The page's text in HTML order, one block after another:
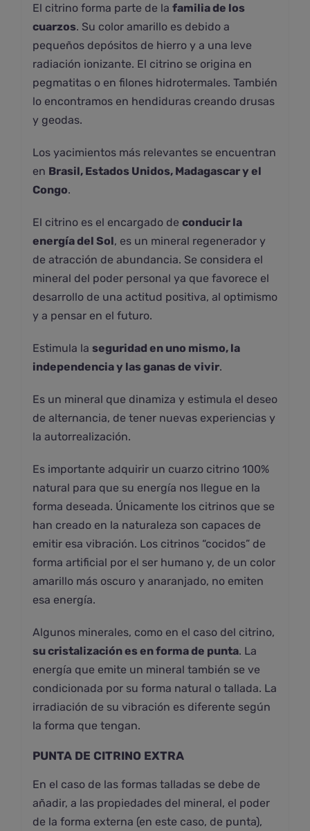
El citrino forma parte de la familia de los
cuarzos. Su color amarillo es debido a
pequeños depósitos de hierro y a una leve
radiación ionizante. El citrino se origina en
pegmatitas o en filones hidrotermales. También
lo encontramos en hendiduras creando drusas
y geodas.
Los yacimientos más relevantes se encuentran
en Brasil, Estados Unidos, Madagascar y el
Congo.
El citrino es el encargado de conducir la
energía del Sol, es un mineral regenerador y
de atracción de abundancia. Se considera el
mineral del poder personal ya que favorece el
desarrollo de una actitud positiva, al optimismo
y a pensar en el futuro.
Estimula la seguridad en uno mismo, la
independencia y las ganas de vivir.
Es un mineral que dinamiza y estimula el deseo
de alternancia, de tener nuevas experiencias y
la autorrealización.
Es importante adquirir un cuarzo citrino 100%
natural para que su energía nos llegue en la
forma deseada. Únicamente los citrinos que se
han creado en la naturaleza son capaces de
emitir esa vibración. Los citrinos “cocidos” de
forma artificial por el ser humano y, de un color
amarillo más oscuro y anaranjado, no emiten
esa energía.
Algunos minerales, como en el caso del citrino,
su cristalización es en forma de punta. La
energía que emite un mineral también se ve
condicionada por su forma natural o tallada. La
irradiación de su vibración es diferente según
la forma que tengan.
PUNTA DE CITRINO EXTRA
En el caso de las formas talladas se debe de
añadir, a las propiedades del mineral, el poder
de la forma externa (en este caso, de punta),